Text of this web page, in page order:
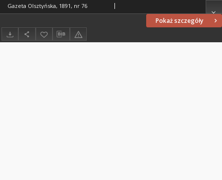
Pokaż szczegóły
Gazeta Olsztyńska, 1891, nr 76